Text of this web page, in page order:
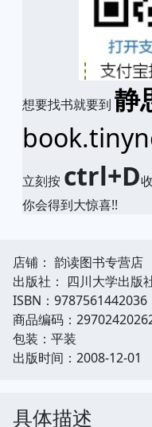
想要找书就要到 静
立刻按 ctrl+D
你会得到大惊喜!!
店铺： 韵读图书专营店
出版社： 四川大学出版
ISBN：9787561442036
商品编码：
包装：平装
出版时间：2008-12-01
具体描述